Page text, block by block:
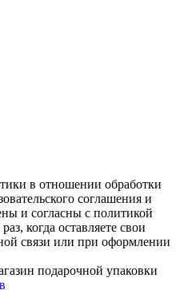
в отношении обработки
соглашения и
и согласны с политикой
когда оставляете свои
связи или при оформлении
подарочной упаковки